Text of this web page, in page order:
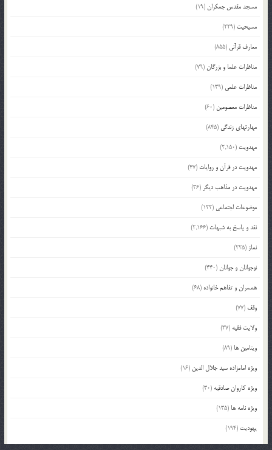
مسجد مقدس جمکران(19)
مسیحیت (229)
معارف قرآنی (855)
مناظرات علما و بزرگان(79)
مناظرات علمی (139)
مناظرات معصومین (60)
مهارتهای زندگی (845)
مهدویت (2,150)
مهدویت در قرآن و روایات (47)
مهدویت در مذاهب دیگر (36)
موضوعات اجتماعی (122)
نقد و پاسخ به شبهات (2,166)
نماز (225)
نوجوانان و جوانان(440)
همسران و تفاهم خانواده (68)
وقف (77)
ولایت فقیه (37)
ویتامین ها (89)
ویژه امامزاده سید جلال الدین (16)
ویژه کاروان صادقیه (30)
ویژه نامه ها (135)
یهودیت (194)